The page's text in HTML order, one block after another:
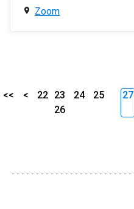
Zoom
<< < 22 23 24
25
26
27